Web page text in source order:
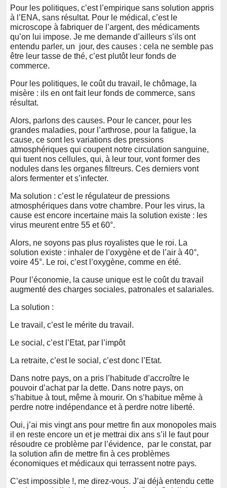
Pour les politiques, c’est l’empirique sans solution appris
à l’ENA, sans résultat. Pour le médical, c’est le
microscope à fabriquer de l’argent, des médicaments
qu’on lui impose. Je me demande d’ailleurs s’ils ont
entendu parler, un jour, des causes : cela ne semble pas
être leur tasse de thé, c’est plutôt leur fonds de
commerce.
Pour les politiques, le coût du travail, le chômage, la
misère : ils en ont fait leur fonds de commerce, sans
résultat.
Alors, parlons des causes. Pour le cancer, pour les
grandes maladies, pour l’arthrose, pour la fatigue, la
cause, ce sont les variations des pressions
atmosphériques qui coupent notre circulation sanguine,
qui tuent nos cellules, qui, à leur tour, vont former des
nodules dans les organes filtreurs. Ces derniers vont
alors fermenter et s’infecter.
Ma solution : c’est le régulateur de pressions
atmosphériques dans votre chambre. Pour les virus, la
cause est encore incertaine mais la solution existe : les
virus meurent entre 55 et 60°.
Alors, ne soyons pas plus royalistes que le roi. La
solution existe : inhaler de l’oxygène et de l’air à 40°,
voire 45°. Le roi, c’est l’oxygène, comme en été.
Pour l’économie, la cause unique est le coût du travail
augmenté des charges sociales, patronales et salariales.
La solution :
Le travail, c’est le mérite du travail.
Le social, c’est l’Etat, par l’impôt
La retraite, c’est le social, c’est donc l’Etat.
Dans notre pays, on a pris l’habitude d’accroître le
pouvoir d’achat par la dette. Dans notre pays, on
s’habitue à tout, même à mourir. On s’habitue même à
perdre notre indépendance et à perdre notre liberté.
Oui, j’ai mis vingt ans pour mettre fin aux monopoles mais
il en reste encore un et je mettrai dix ans s’il le faut pour
résoudre ce problème par l’évidence, par le constat, par
la solution afin de mettre fin à ces problèmes
économiques et médicaux qui terrassent notre pays.
C’est impossible !, me direz-vous. J’ai déjà entendu cette